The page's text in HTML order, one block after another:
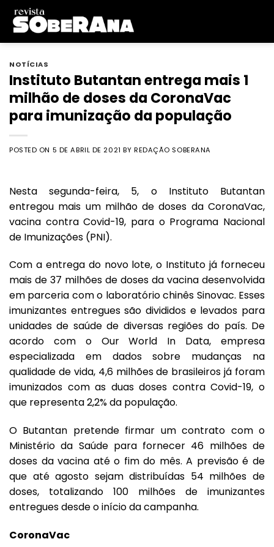
Skip
content
NOTÍCIAS
Instituto Butantan entrega mais 1
milhão de doses da CoronaVac
para imunização da população
POSTED ON 5 DE ABRIL DE 2021 BY REDAÇÃO SOBERANA
Nesta segunda-feira, 5, o Instituto Butantan
entregou mais um milhão de doses da CoronaVac,
vacina contra Covid-19, para o Programa Nacional
de Imunizações (PNI).
Com a entrega do novo lote, o Instituto já forneceu
mais de 37 milhões de doses da vacina desenvolvida
em parceria com o laboratório chinês Sinovac. Esses
imunizantes entregues são divididos e levados para
unidades de saúde de diversas regiões do país. De
acordo com o Our World In Data, empresa
especializada em dados sobre mudanças na
qualidade de vida, 4,6 milhões de brasileiros já foram
imunizados com as duas doses contra Covid-19, o
que representa 2,2% da população.
O Butantan pretende firmar um contrato com o
Ministério da Saúde para fornecer 46 milhões de
doses da vacina até o fim do mês. A previsão é de
que até agosto sejam distribuídas 54 milhões de
doses, totalizando 100 milhões de imunizantes
entregues desde o início da campanha.
CoronaVac